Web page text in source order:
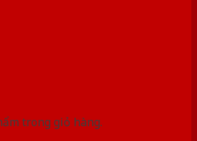
trong giỏ hàng.